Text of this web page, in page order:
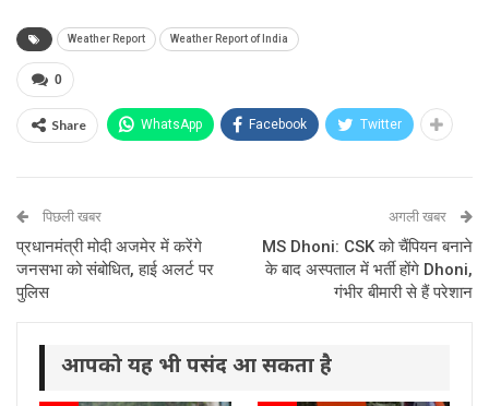
Weather Report Weather Report of India
0
Share WhatsApp Facebook Twitter
पिछली खबर
प्रधानमंत्री मोदी अजमेर में करेंगे
जनसभा को संबोधित, हाई अलर्ट पर
पुलिस
अगली खबर
MS Dhoni: CSK को चैंपियन बनाने
के बाद अस्पताल में भर्ती होंगे Dhoni,
गंभीर बीमारी से हैं परेशान
आपको यह भी पसंद आ सकता है